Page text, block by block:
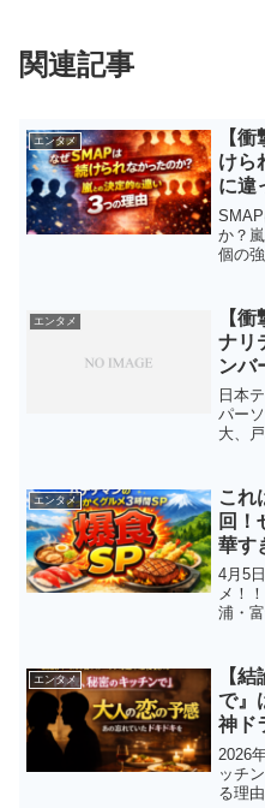
関連記事
エンタメ
【
けら
に違
か？
個の
エンタメ
【
ナリ
ンバ
日本
パー
大、
エンタメ
これ
回！
華す
4月5
メ！
浦・
エンタメ
【
で』
神ド
2026
ッチ
る理